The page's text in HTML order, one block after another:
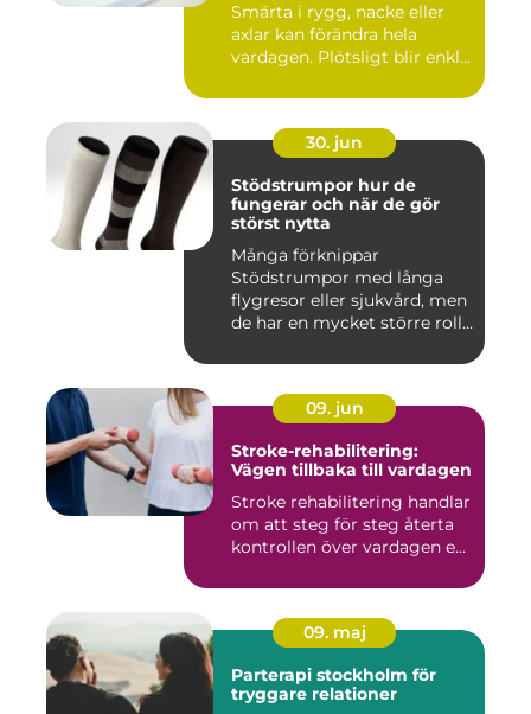
Smärta i rygg, nacke eller
axlar kan förändra hela
vardagen. Plötsligt blir enkl...
30. jun
Stödstrumpor hur de
fungerar och när de gör
störst nytta
Många förknippar
Stödstrumpor med långa
flygresor eller sjukvård, men
de har en mycket större roll
09. jun
Stroke-rehabilitering:
Vägen tillbaka till vardagen
Stroke rehabilitering handlar
om att steg för steg återta
kontrollen över vardagen e...
09. maj
Parterapi stockholm för
tryggare relationer